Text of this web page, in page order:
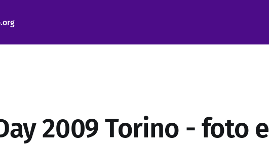
2009 Torino - foto e